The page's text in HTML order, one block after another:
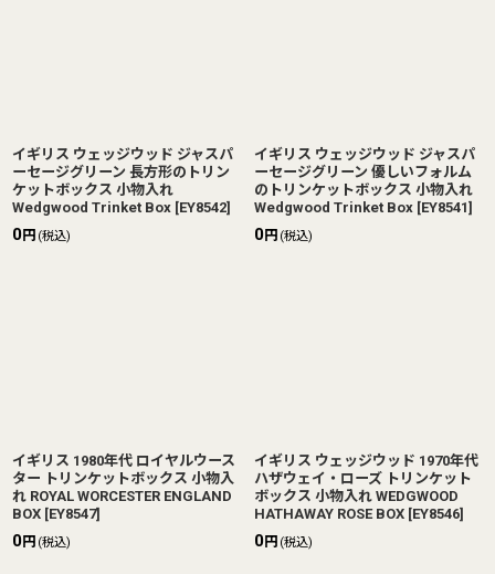
イギリス ウェッジウッド ジャスパ
ーセージグリーン 長方形のトリン
ケットボックス 小物入れ
Wedgwood Trinket Box [EY8542]
0円 (税込)
イギリス ウェッジウッド ジャスパ
ーセージグリーン 優しいフォルム
のトリンケットボックス 小物入れ
Wedgwood Trinket Box [EY8541]
0円 (税込)
イギリス 1980年代 ロイヤルウース
ター トリンケットボックス 小物入
れ ROYAL WORCESTER ENGLAND
BOX [EY8547]
0円 (税込)
イギリス ウェッジウッド 1970年代
ハザウェイ・ローズ トリンケット
ボックス 小物入れ WEDGWOOD
HATHAWAY ROSE BOX [EY8546]
0円 (税込)